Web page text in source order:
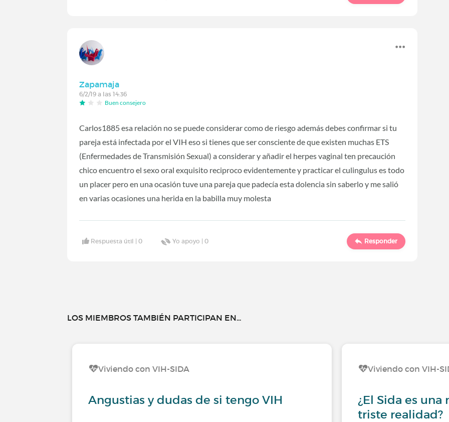
Zapamaja
6/2/19 a las 14:36
Buen consejero
Carlos1885 esa relación no se puede considerar como de riesgo además debes confirmar si tu
pareja está infectada por el VIH eso si tienes que ser consciente de que existen muchas ETS
(Enfermedades de Transmisión Sexual) a considerar y añadir el herpes vaginal ten precaución
chico encuentro el sexo oral exquisito reciproco evidentemente y practicar el culingulus es todo
un placer pero en una ocasión tuve una pareja que padecía esta dolencia sin saberlo y me salió
en varias ocasiones una herida en la babilla muy molesta
Respuesta útil |0 Yo apoyo |0 Responder
LOS MIEMBROS TAMBIÉN PARTICIPAN EN...
Viviendo con VIH-SIDA
Angustias y dudas de si tengo VIH
Viviendo con VIH-
¿El Sida es
triste realidad?